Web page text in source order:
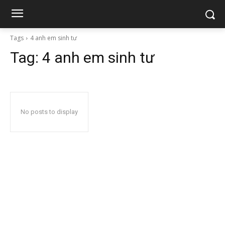
Tags 4 anh em sinh tư
Tag: 4 anh em sinh tư
No posts to display